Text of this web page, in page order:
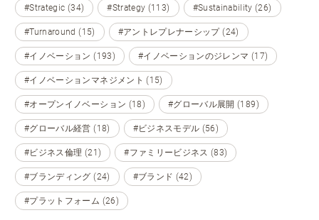
#Strategic (34) #Strategy (113) #Sustainability (26)
#Turnaround (15) #アントレプレナーシップ (24)
#イノベーション (193) #イノベーションのジレンマ (17)
#イノベーションマネジメント (15)
#オープンイノベーション (18) #グローバル展開 (189)
#グローバル経営 (18) #ビジネスモデル (56)
#ビジネス倫理 (21) #ファミリービジネス (83)
#ブランディング (24) #ブランド (42)
#プラットフォーム (26)